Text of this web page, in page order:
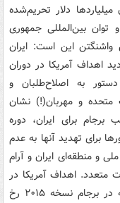
دلار تحریم‌شده
توان بین‌المللی جمهوری
این است: ایران
اهداف آمریکا در دوران
به اصلاح‌طلبان و
متحده و مهربان(!) نشان
برای ایران، دوره
برای تهدید آنها به عدم
و منطقه‌ای ایران و آرام
متعدد. اهداف آمریکا در
مرحله پسااحیا دقیقا همان چیزهایی است که در برجام نسخه ۲۰۱۵ رخ‌